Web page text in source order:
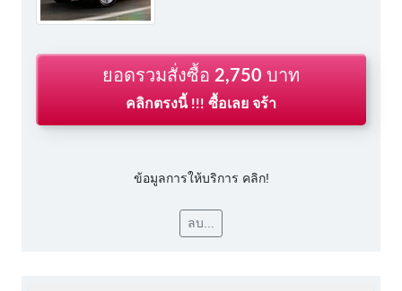
ยอดรวมสั่งซื้อ 2,750 บาท
คลิกตรงนี้ !!! ซื้อเลย จร้า
ข้อมูลการให้บริการ คลิก!
ลบ...